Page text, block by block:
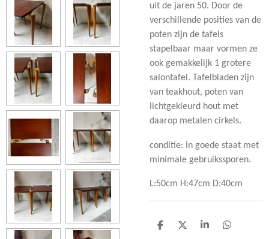
uit de jaren 50. Door de
verschillende posities van de
poten zijn de tafels
stapelbaar maar vormen ze
ook gemakkelijk 1 grotere
salontafel. Tafelbladen zijn
van teakhout, poten van
lichtgekleurd hout met
daarop metalen cirkels.
conditie: In goede staat met
minimale gebruikssporen.
L:50cm H:47cm D:40cm
D
D
S
D